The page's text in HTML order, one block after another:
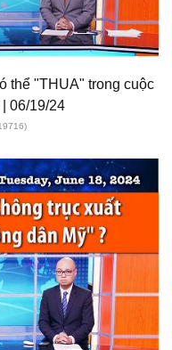
thể "THUA" trong cuộc
06/19/24